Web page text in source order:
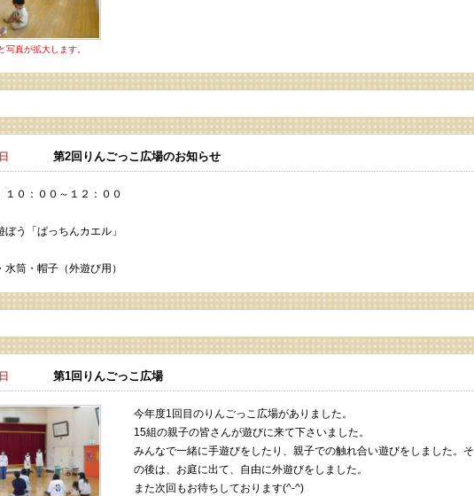
真が拡大します。
第2回りんごっこ広場のお知らせ
１０：００～１２：００
う「ぱっちんカエル」
筒・帽子（外遊び用）
第1回りんごっこ広場
今年度1回目のりんごっこ広場がありました。
15組の親子の皆さんが遊びに来て下さいました。
みんなで一緒に手遊びをしたり、親子での触れ合い遊びをしました。そ
の後は、お庭に出て、自由に外遊びをしました。
また次回もお待ちしております(^-^)